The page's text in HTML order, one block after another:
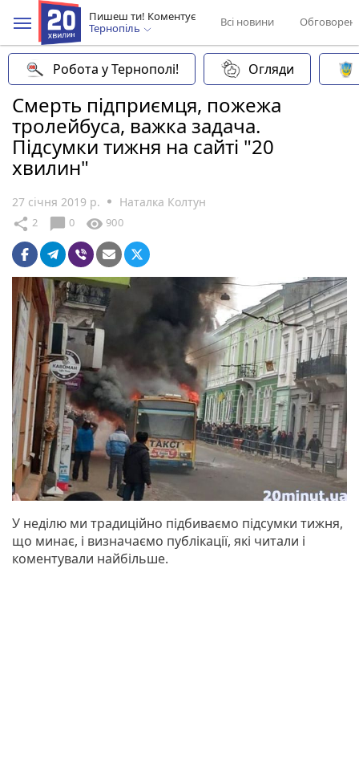
Пишеш ти! Коментує
Тернопіль
Всі новини
Робота у Тернополі! Огляди
Смерть підприємця, пожежа
тролейбуса, важка задача.
Підсумки тижня на сайті "20
хвилин"
27 січня 2019 р. Наталка Колтун
share 2 chat_bubble 0 visibility 900
У неділю ми традиційно підбиваємо підсумки тижня,
що минає, і визначаємо публікації, які читали і
коментували найбільше.